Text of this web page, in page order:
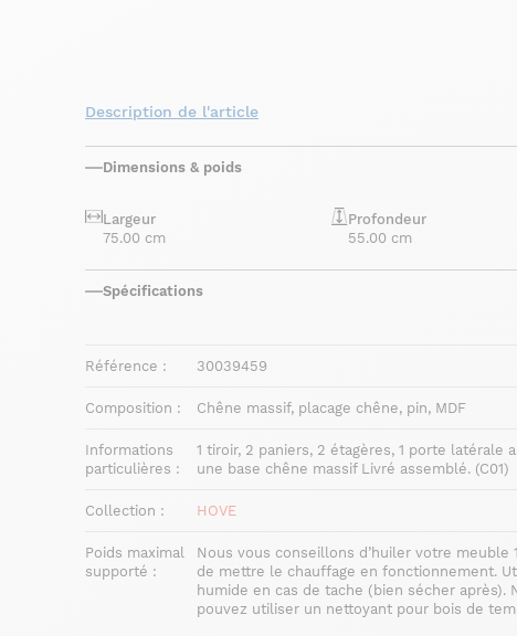
Description de l'article
Dimensions & poids
Largeur
75.00 cm
Profondeur
55.00 cm
Spécifications
Référence : 30039459
Composition : Chêne massif, placage chêne, pin, MDF
Informations
particulières :
1 tiroir, 2 paniers, 2 étagères, 1 porte latérale
une base chêne massif Livré assemblé. (C01)
Collection : HOVE
Poids maximal
supporté :
Nous vous conseillons d’huiler votre
de mettre le chauffage en fonctionnement.
humide en cas de tache (bien sécher après).
pouvez utiliser un nettoyant pour bois de